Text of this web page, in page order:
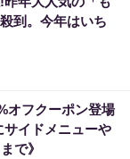
到。今年はいち
オフクーポン登場
イドメニューや
で》